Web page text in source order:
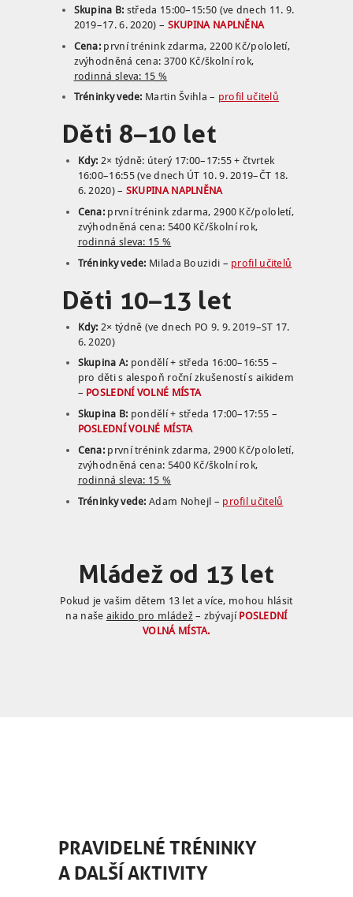
Skupina B: středa 15:00–15:50 (ve dnech 11. 9.
2019–17. 6. 2020) – SKUPINA NAPLNĚNA
Cena: první trénink zdarma, 2200 Kč/pololetí,
zvýhodněná cena: 3700 Kč/školní rok,
rodinná sleva: 15 %
Tréninky vede: Martin Švihla – profil učitelů
Děti 8–10 let
Kdy: 2× týdně: úterý 17:00–17:55 + čtvrtek
16:00–16:55 (ve dnech ÚT 10. 9. 2019–ČT 18.
6. 2020) – SKUPINA NAPLNĚNA
Cena: první trénink zdarma, 2900 Kč/pololetí,
zvýhodněná cena: 5400 Kč/školní rok,
rodinná sleva: 15 %
Tréninky vede: Milada Bouzidi – profil učitelů
Děti 10–13 let
Kdy: 2× týdně (ve dnech PO 9. 9. 2019–ST 17.
6. 2020)
Skupina A: pondělí + středa 16:00–16:55 –
pro děti s alespoň roční zkušeností s aikidem
– POSLEDNÍ VOLNÉ MÍSTA
Skupina B: pondělí + středa 17:00–17:55 –
POSLEDNÍ VOLNÉ MÍSTA
Cena: první trénink zdarma, 2900 Kč/pololetí,
zvýhodněná cena: 5400 Kč/školní rok,
rodinná sleva: 15 %
Tréninky vede: Adam Nohejl – profil učitelů
Mládež od 13 let
Pokud je vašim dětem 13 let a více, mohou hlásit
na naše aikido pro mládež – zbývají POSLEDNÍ
VOLNÁ MÍSTA.
PRAVIDELNÉ TRÉNINKY
A DALŠÍ AKTIVITY